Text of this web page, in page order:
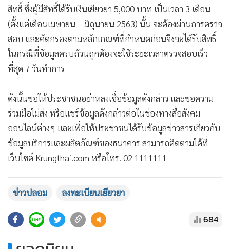
สิทธิ์ ซึ่งผู้มีสิทธิ์ได้รับเงินเยียวยา 5,000 บาท เป็นเวลา 3 เดือน
(ตั้งแต่เดือนเมษายน – มิถุนายน 2563) นั้น จะต้องผ่านการตรวจ
สอบ และคัดกรองตามหลักเกณฑ์ที่กำหนดก่อนจึงจะได้รับสิทธิ์
ในกรณีที่ข้อมูลครบถ้วนถูกต้องจะใช้ระยะเวลาตรวจสอบเร็ว
ที่สุด 7 วันทำการ
ดังนั้นขอให้ประชาชนอย่าหลงเชื่อข้อมูลดังกล่าว และขอความ
ร่วมมือไม่ส่ง หรือแชร์ข้อมูลดังกล่าวต่อในช่องทางสื่อสังคม
ออนไลน์ต่างๆ และเพื่อให้ประชาชนได้รับข้อมูลข่าวสารเกี่ยวกับ
ข้อมูลบริการและผลิตภัณฑ์ของธนาคาร สามารถติดตามได้ที่
เว็บไซต์ Krungthai.com หรือโทร. 02 1111111
ข่าวปลอม ลงทะเบียนเยียวยา
684